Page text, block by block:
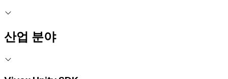
산업 분야